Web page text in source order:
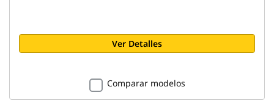
Ver Detalles
Comparar modelos